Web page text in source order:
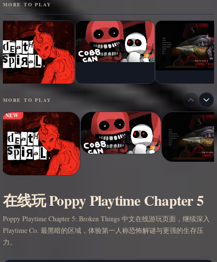
MORE TO PLAY
MORE TO PLAY
NEW
在线玩 Poppy Playtime Chapter 5
Poppy Playtime Chapter 5: Broken Things 中文在线游玩页面，继续深入
Playtime Co. 最黑暗的区域，体验第一人称恐怖解谜与更强的生存压
力。